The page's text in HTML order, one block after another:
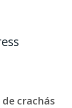
crachás